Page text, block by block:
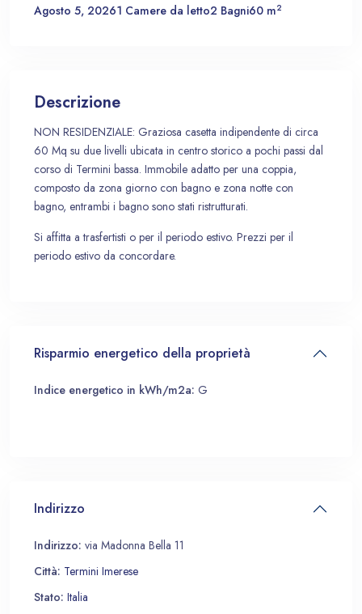
Agosto 5, 20261 Camere da letto2 Bagni60 m2
Descrizione
NON RESIDENZIALE: Graziosa casetta indipendente di circa
60 Mq su due livelli ubicata in centro storico a pochi passi dal
corso di Termini bassa. Immobile adatto per una coppia,
composto da zona giorno con bagno e zona notte con
bagno, entrambi i bagno sono stati ristrutturati.
Si affitta a trasfertisti o per il periodo estivo. Prezzi per il
periodo estivo da concordare.
Risparmio energetico della proprietà
Indice energetico in kWh/m2a: G
Indirizzo
Indirizzo: via Madonna Bella 11
Città: Termini Imerese
Stato: Italia